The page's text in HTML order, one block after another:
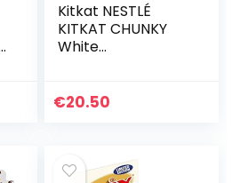
Kitkat NESTLÉ
KITKAT CHUNKY
White
met witte
40g)
€20.50